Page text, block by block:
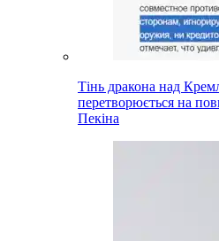
Тінь дракона над
перетворюється на
Пекіна